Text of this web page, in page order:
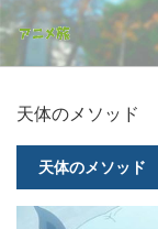
天体のメソッド
天体のメソッド